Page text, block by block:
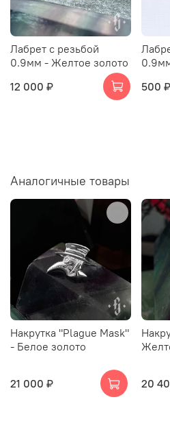
Лабрет с резьбой
0.9мм - Желтое золото
12 000 ₽
500 ₽
Аналогичные товары
Накрутка "Plague Mask"
- Белое золото
21 000 ₽ 20